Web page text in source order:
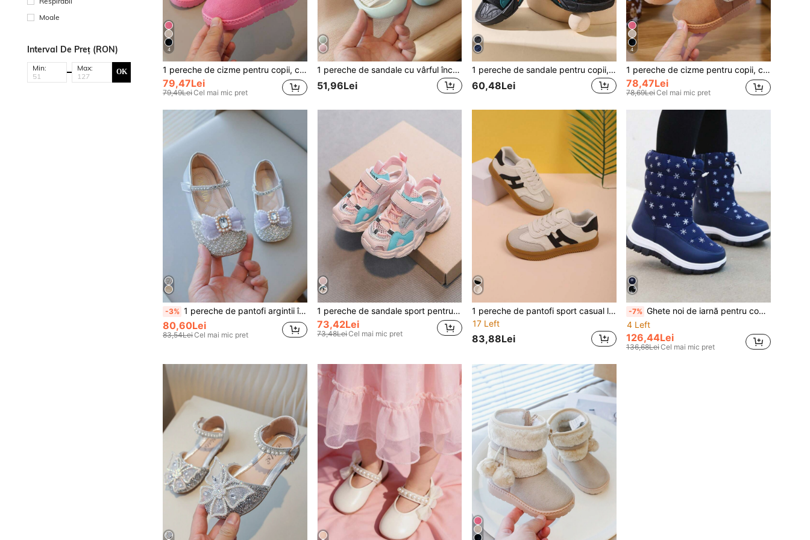
Moale
Interval De Preț (RON)
Min: Max: OK
4
1 pereche de cizme pentru copii, cizme de zăpadă kaki cu căptușeală termică, groase, cu bile de pluș, design antiderapant cu talpă moale, versatile pentru băieți și fete, în aer liber, petreceri, călătorii, iarnă
79,47Lei
79,49LeiCel mai mic pret
1 pereche de sandale cu vârful închis pentru copii mici, cu desene animate, sandale sport antiderapante și anticoliziune cu talpă moale pentru sugari, potrivite pentru vară
51,96Lei
1 pereche de sandale pentru copii, sandale sport unisex la modă, 2025 pantofi noi pentru copii mici cu fund moale, pantofi de plajă plați antiderapanți cu cârlig și buclă casual, potriviți pentru băieți, fete, în aer liber, petreceri, călătorii, vară
60,48Lei
4
1 pereche de cizme pentru copii, cizme de zăpadă kaki cu căptușeală termică groasă din pluș, cizme până la jumătatea gambei, antiderapante, design versatil pentru băieți și fete, în aer liber, petreceri, călătorii, iarnă
78,47Lei
78,69LeiCel mai mic pret
-3% 1 pereche de pantofi argintii în stil prințesă de vară, cu decorațiuni de perle și strasuri, antiderapante, pantofi cu fund moale pentru fetițe
80,60Lei
83,54LeiCel mai mic pret
1 pereche de sandale sport pentru fete, de vară, antiderapante, cu fund moale, respirabile și gol
73,42Lei
73,48LeiCel mai mic pret
1 pereche de pantofi sport casual la modă pentru copii, potriviți pentru băieți și fete, design pentru exterior, petrecere, întâlniri, călătorii, toamnă
17 Left
83,88Lei
-7% Ghete noi de iarnă pentru copii, cizme de zăpadă groase și calde pentru băieți și fete, decor cu fulgi de zăpadă, cizme de iarnă antiderapante cu talpă moale pentru exterior
4 Left
126,44Lei
136,68LeiCel mai mic pret